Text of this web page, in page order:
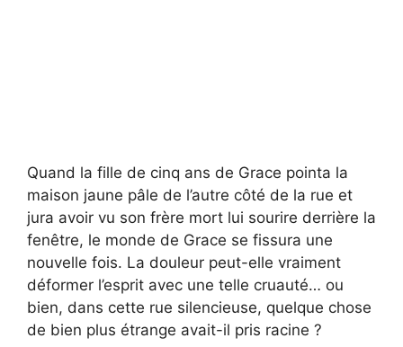
Quand la fille de cinq ans de Grace pointa la
maison jaune pâle de l’autre côté de la rue et
jura avoir vu son frère mort lui sourire derrière la
fenêtre, le monde de Grace se fissura une
nouvelle fois. La douleur peut-elle vraiment
déformer l’esprit avec une telle cruauté… ou
bien, dans cette rue silencieuse, quelque chose
de bien plus étrange avait-il pris racine ?